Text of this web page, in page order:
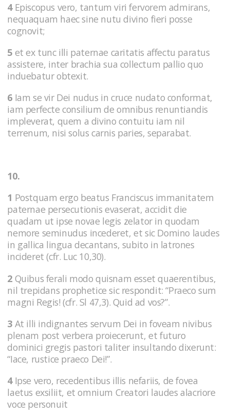
4Episcopus vero, tantum viri fervorem admirans,
nequaquam haec sine nutu divino fieri posse
cognovit;
5 et ex tunc illi paternae caritatis affectu paratus
assistere, inter brachia sua collectum pallio quo
induebatur obtexit.
6 Iam se vir Dei nudus in cruce nudato conformat,
iam perfecte consilium de omnibus renuntiandis
impleverat, quem a divino contuitu iam nil
terrenum, nisi solus carnis paries, separabat.
10.
1 Postquam ergo beatus Franciscus immanitatem
paternae persecutionis evaserat, accidit die
quadam ut ipse novae legis zelator in quodam
nemore seminudus incederet, et sic Domino laudes
in gallica lingua decantans, subito in latrones
incideret (cfr. Luc 10,30).
2 Quibus ferali modo quisnam esset quaerentibus,
nil trepidans prophetice sic respondit: “Praeco sum
magni Regis! (cfr. Sl 47,3). Quid ad vos?”.
3 At illi indignantes servum Dei in foveam nivibus
plenam post verbera proiecerunt, et futuro
dominici gregis pastori taliter insultando dixerunt:
“Iace, rustice praeco Dei!”.
4Ipse vero, recedentibus illis nefariis, de fovea
laetus exsiliit, et omnium Creatori laudes alacriore
voce personuit